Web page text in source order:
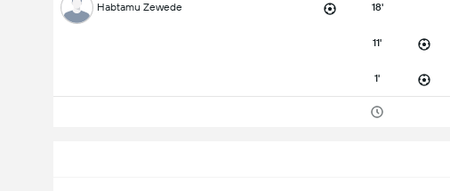
18'
Habtamu Zewede
11'
1'